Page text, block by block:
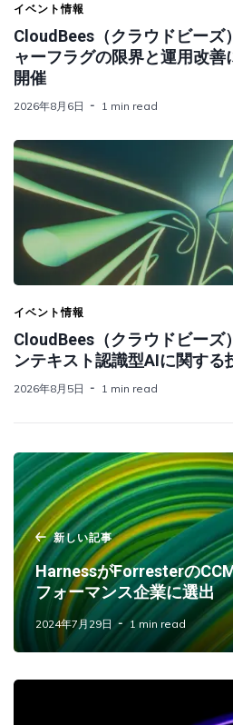
イベント情報
CloudBees（クラウドビーズ
ャーフラグの限界と運用改善
開催
2026年8月6日 1 min read
イベント情報
CloudBees（クラウドビーズ
ンテキスト認識型AIに関する
2026年8月5日 1 min read
新しい記事
HarnessがForresterの
フォーマンス企業に選出
2024年7月29日 1 min read